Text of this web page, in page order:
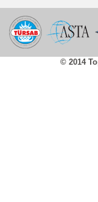
© 2014